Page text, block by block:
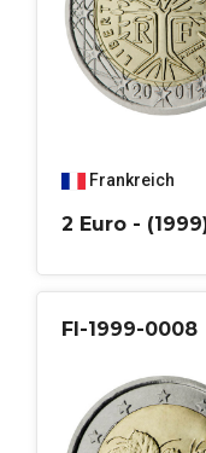
Frankreich
2 Euro -
FI-1999-0008